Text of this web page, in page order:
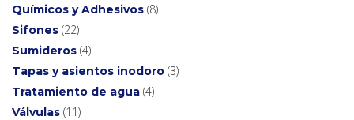
Químicos y Adhesivos 8
Sifones 22
Sumideros 4
Tapas y asientos inodoro 3
Tratamiento de agua 4
Válvulas 11